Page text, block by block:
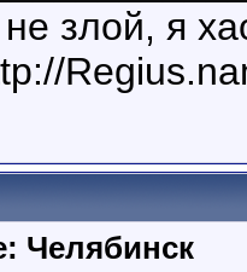
злой, я
Челябинск